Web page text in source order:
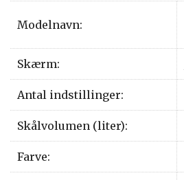
Modelnavn:
Skærm:
Antal indstillinger:
Skålvolumen (liter):
Farve: